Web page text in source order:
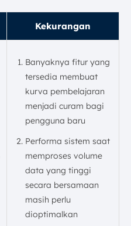
Kekurangan
Banyaknya fitur yang
tersedia membuat
kurva pembelajaran
menjadi curam bagi
pengguna baru
Performa sistem saat
memproses volume
data yang tinggi
secara bersamaan
masih perlu
dioptimalkan